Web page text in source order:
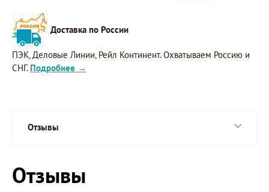
Доставка по России
ПЭК, Деловые Линии, Рейл Континент. Охватываем Россию и
СНГ. Подробнее →
Отзывы
Отзывы